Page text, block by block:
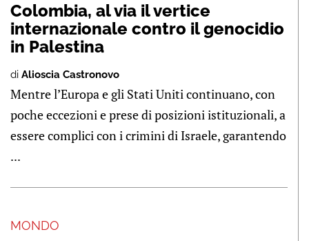
Colombia, al via il vertice
internazionale contro il genocidio
in Palestina
di Alioscia Castronovo
Mentre l’Europa e gli Stati Uniti continuano, con
poche eccezioni e prese di posizioni istituzionali, a
essere complici con i crimini di Israele, garantendo
...
MONDO